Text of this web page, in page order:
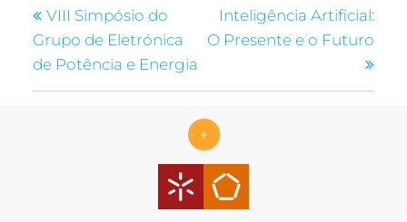
VIII Simpósio do
Grupo de Eletrónica
de Potência e Energia
Inteligência Artificial:
O Presente e o Futuro
+